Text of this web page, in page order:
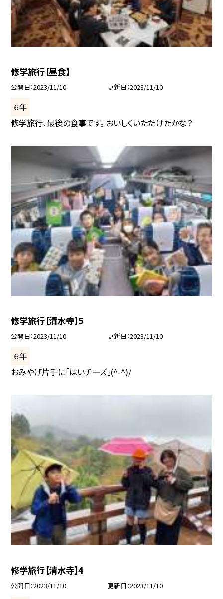
修学旅行【昼食】
公開日 2023/11/10 更新日 2023/11/10
６年
修学旅行、最後の食事です。 おいしくいただけたかな？
修学旅行【清水寺】5
公開日 2023/11/10 更新日 2023/11/10
６年
おみやげ片手に「はいチーズ」(^-^)/
修学旅行【清水寺】4
公開日 2023/11/10 更新日 2023/11/10